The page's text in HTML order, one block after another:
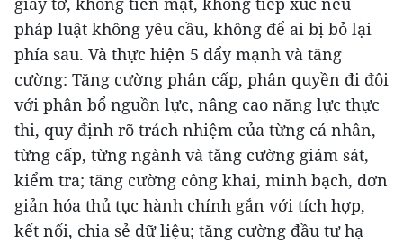
pháp luật không yêu cầu, không để ai bị bỏ lại
phía sau. Và thực hiện 5 đẩy mạnh và tăng
cường: Tăng cường phân cấp, phân quyền đi đôi
với phân bổ nguồn lực, nâng cao năng lực thực
thi, quy định rõ trách nhiệm của từng cá nhân,
từng cấp, từng ngành và tăng cường giám sát,
kiểm tra; tăng cường công khai, minh bạch, đơn
giản hóa thủ tục hành chính gắn với tích hợp,
kết nối, chia sẻ dữ liệu; tăng cường đầu tư hạ